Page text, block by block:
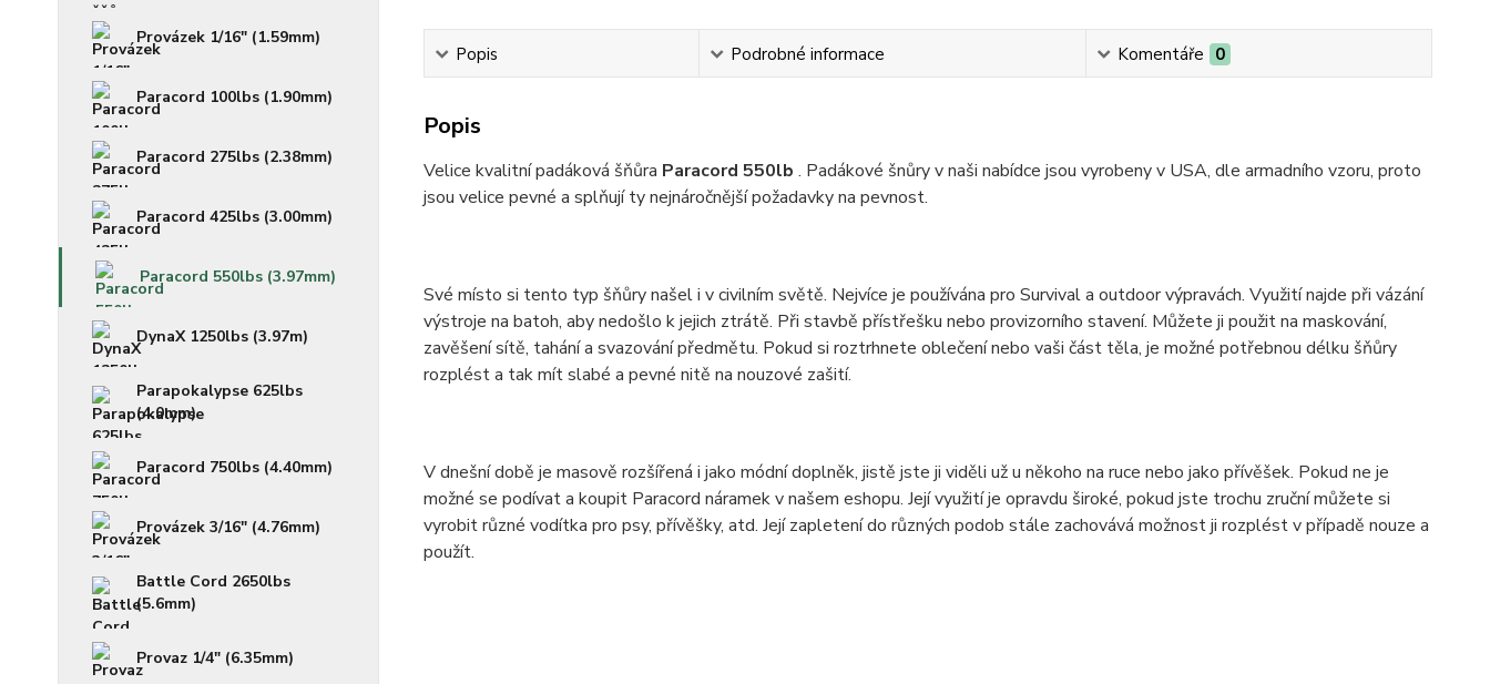
Provázek 1/16" (1.59mm)
Paracord 100lbs (1.90mm)
Paracord 275lbs (2.38mm)
Paracord 425lbs (3.00mm)
Paracord 550lbs (3.97mm)
DynaX 1250lbs (3.97m)
Parapokalypse 625lbs
(4.0mm)
Paracord 750lbs (4.40mm)
Provázek 3/16" (4.76mm)
Battle Cord 2650lbs
(5.6mm)
Provaz 1/4" (6.35mm)
Popis Podrobné informace Komentáře 0
Popis
Velice kvalitní padáková šňůra Paracord 550lb . Padákové šnůry v naši nabídce jsou vyrobeny v USA, dle armadního vzoru, proto
jsou velice pevné a splňují ty nejnáročnější požadavky na pevnost.
Své místo si tento typ šňůry našel i v civilním světě. Nejvíce je používána pro Survival a outdoor výpravách. Využití najde při vázání
výstroje na batoh, aby nedošlo k jejich ztrátě. Při stavbě přístřešku nebo provizorního stavení. Můžete ji použit na maskování,
zavěšení sítě, tahání a svazování předmětu. Pokud si roztrhnete oblečení nebo vaši část těla, je možné potřebnou délku šňůry
rozplést a tak mít slabé a pevné nitě na nouzové zašití.
V dnešní době je masově rozšířená i jako módní doplněk, jistě jste ji viděli už u někoho na ruce nebo jako přívěšek. Pokud ne je
možné se podívat a koupit Paracord náramek v našem eshopu. Její využití je opravdu široké, pokud jste trochu zruční můžete si
vyrobit různé vodítka pro psy, přívěšky, atd. Její zapletení do různých podob stále zachovává možnost ji rozplést v případě nouze a
použít.